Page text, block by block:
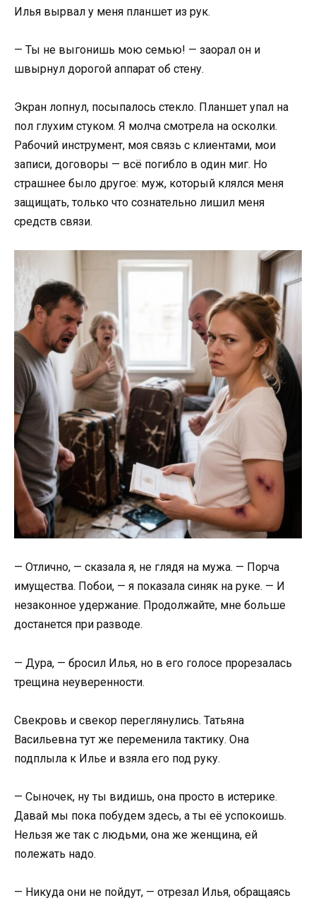
Илья вырвал у меня планшет из рук.
— Ты не выгонишь мою семью! — заорал он и
швырнул дорогой аппарат об стену.
Экран лопнул, посыпалось стекло. Планшет упал на
пол глухим стуком. Я молча смотрела на осколки.
Рабочий инструмент, моя связь с клиентами, мои
записи, договоры — всё погибло в один миг. Но
страшнее было другое: муж, который клялся меня
защищать, только что сознательно лишил меня
средств связи.
— Отлично, — сказала я, не глядя на мужа. — Порча
имущества. Побои, — я показала синяк на руке. — И
незаконное удержание. Продолжайте, мне больше
достанется при разводе.
— Дура, — бросил Илья, но в его голосе прорезалась
трещина неуверенности.
Свекровь и свекор переглянулись. Татьяна
Васильевна тут же переменила тактику. Она
подплыла к Илье и взяла его под руку.
— Сыночек, ну ты видишь, она просто в истерике.
Давай мы пока побудем здесь, а ты её успокоишь.
Нельзя же так с людьми, она же женщина, ей
полежать надо.
— Никуда они не пойдут, — отрезал Илья, обращаясь